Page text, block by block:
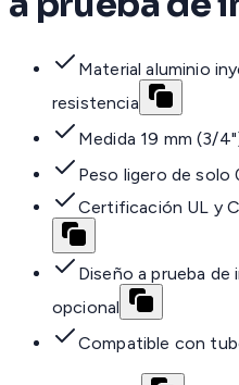
Material aluminio
resistencia
Medida 19 mm (3/
Peso ligero de solo
Certificación UL y
Diseño a prueba
opcional
Compatible con